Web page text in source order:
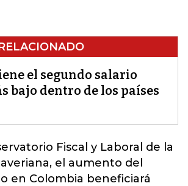
el segundo salario
bajo dentro de los países
Fiscal y Laboral de la
el aumento del
en Colombia beneficiará